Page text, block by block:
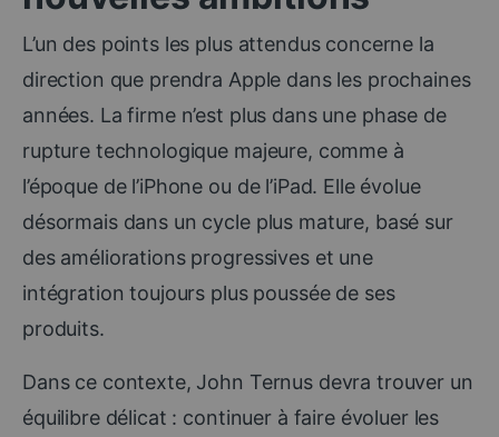
L’un des points les plus attendus concerne la
direction que prendra Apple dans les prochaines
années. La firme n’est plus dans une phase de
rupture technologique majeure, comme à
l’époque de l’iPhone ou de l’iPad. Elle évolue
désormais dans un cycle plus mature, basé sur
des améliorations progressives et une
intégration toujours plus poussée de ses
produits.
Dans ce contexte, John Ternus devra trouver un
équilibre délicat : continuer à faire évoluer les